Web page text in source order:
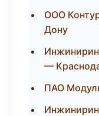
ООО
Дону
—
ПАО